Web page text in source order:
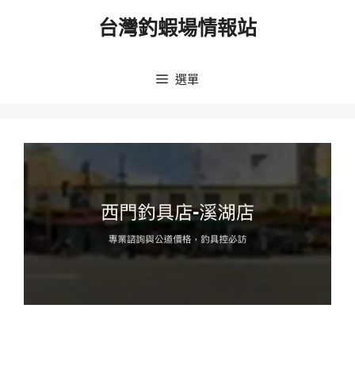
台灣釣蝦場情報站
選單